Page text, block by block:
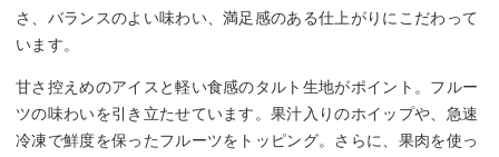
さ、バランスのよい味わい、満足感のある仕上がりにこだわって
います。
甘さ控えめのアイスと軽い食感のタルト生地がポイント。フルー
ツの味わいを引き立たせています。果汁入りのホイップや、急速
冷凍で鮮度を保ったフルーツをトッピング。さらに、果肉を使っ